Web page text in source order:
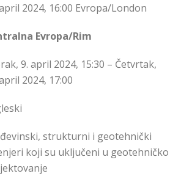
2024, 16:00 Evropa/London
Evropa/Rim
9. april 2024, 15:30 – Četvrtak,
2024, 17:00
strukturni i geotehnički
koji su uključeni u geotehničko